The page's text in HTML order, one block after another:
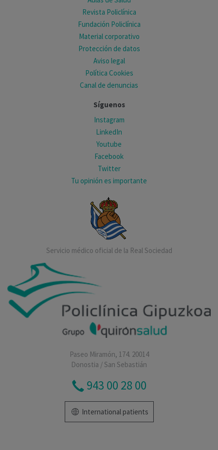
Revista Policlínica
Fundación Policlínica
Material corporativo
Protección de datos
Aviso legal
Política Cookies
Canal de denuncias
Síguenos
Instagram
LinkedIn
Youtube
Facebook
Twitter
Tu opinión es importante
Servicio médico oficial de la Real Sociedad
Paseo Miramón, 174. 20014
Donostia / San Sebastián
943 00 28 00
International patients